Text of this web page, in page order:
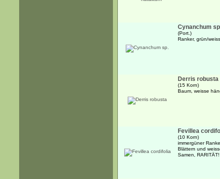
Cynanchum
(Port.)
Ranker, grün/
Derris robusta
(15 Korn)
Baum, weisse
Fevillea
(10 Korn)
immergüner
Blättern und
Samen, RARITÄT!